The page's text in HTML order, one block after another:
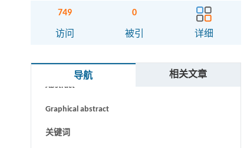
749
访问
0
被引 详细
导航 相关文章
摘要
Abstract
Graphical abstract
关键词